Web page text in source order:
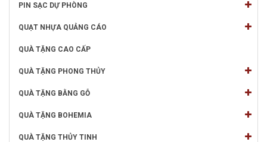
PIN SẠC DỰ PHÒNG
QUẠT NHỰA QUẢNG CÁO
QUÀ TẶNG CAO CẤP
QUÀ TẶNG PHONG THỦY
QUÀ TẶNG BẰNG GỖ
QUÀ TẶNG BOHEMIA
QUÀ TẶNG THỦY TINH